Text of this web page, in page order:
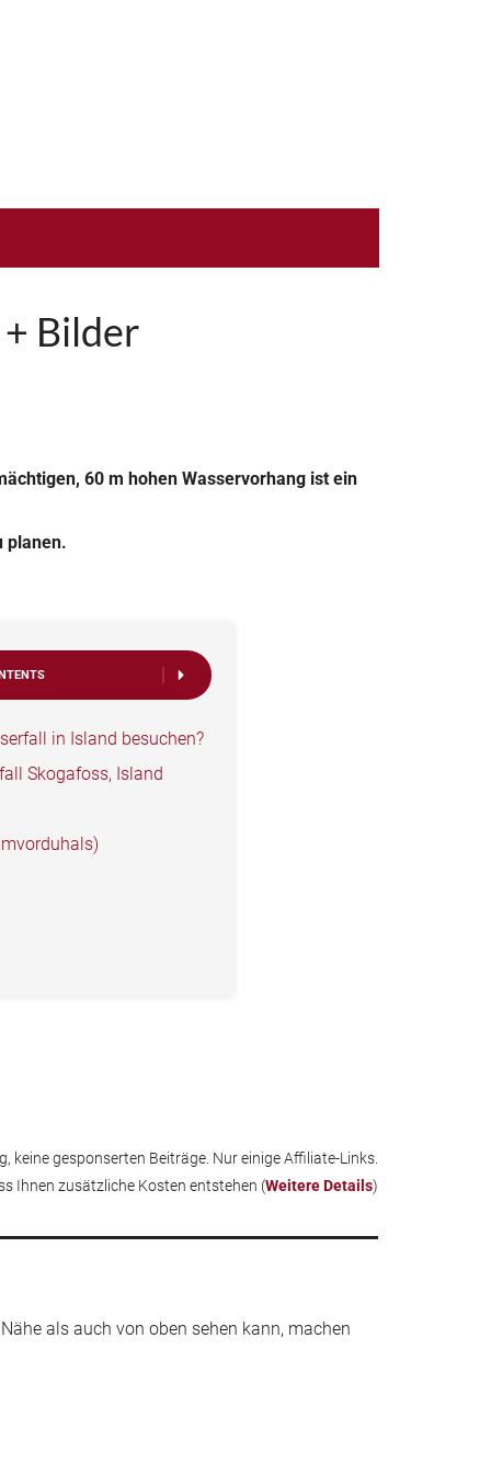
Bilder
60 m hohen Wasservorhang ist ein
planen.
in Island besuchen?
Skogafoss, Island
keine gesponserten Beiträge. Nur einige Affiliate-Links.
Ihnen zusätzliche Kosten entstehen (Weitere Details)
als auch von oben sehen kann, machen